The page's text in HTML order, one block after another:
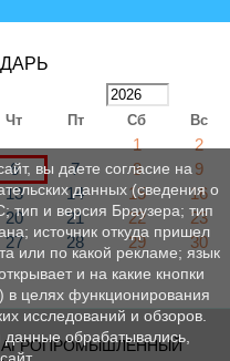
Чт Пт Сб
Вс
1 2
6 7 8 9
13 14 15 16
20 21 22 23
27 28 29 30
АГРОПРОМЫШЛЕННЫЙ
вы даете согласие на
данных (сведения о
тип и версия Браузера; тип
источник откуда пришел
или по какой рекламе; язык
и на какие кнопки
в целях функционирования
исследований и обзоров.
обрабатывались,